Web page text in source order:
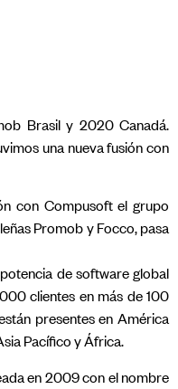
Brasil y 2020 Canadá.
una nueva fusión con
con Compusoft el grupo
Promob y Focco, pasa
de software global
clientes en más de 100
presentes en América
Pacífico y África.
en 2009 con el nombre